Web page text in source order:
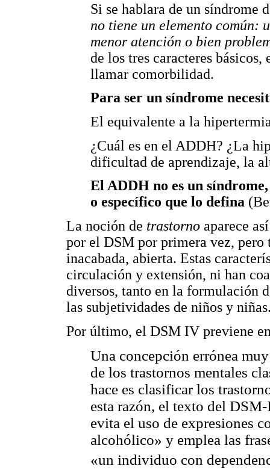
Si se hablara de un síndrome
no tiene un elemento común:
menor atención o bien
de los tres caracteres básicos,
llamar comorbilidad.
Para ser un síndrome
El equivalente a la
¿Cuál es en el ADDH? ¿La
dificultad de aprendizaje, la
El ADDH no es un
o específico que lo defina
La noción de trastorno aparece
por el DSM por primera vez,
inacabada, abierta. Estas
circulación y extensión, ni han
diversos, tanto en la formulación
las subjetividades de niños y
Por último, el DSM IV previene
Una concepción errónea
de los trastornos mentales
hace es clasificar los
esta razón, el texto del
evita el uso de expresiones
alcohólico» y emplea las
«un individuo con